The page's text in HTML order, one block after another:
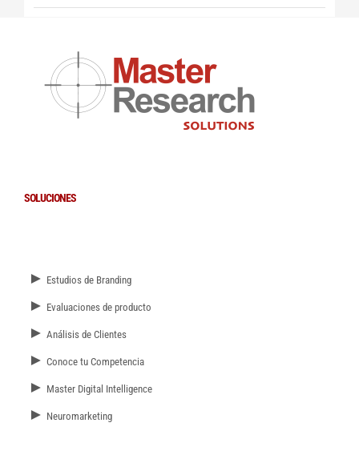
SOLUCIONES
► Estudios de Branding
► Evaluaciones de producto
► Análisis de Clientes
► Conoce tu Competencia
► Master Digital Intelligence
► Neuromarketing